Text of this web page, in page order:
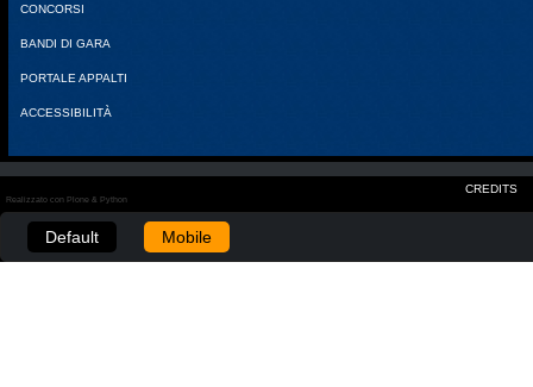
CONCORSI
BANDI DI GARA
PORTALE APPALTI
ACCESSIBILITÀ
CREDITS
Realizzato con Plone & Python
Default Mobile